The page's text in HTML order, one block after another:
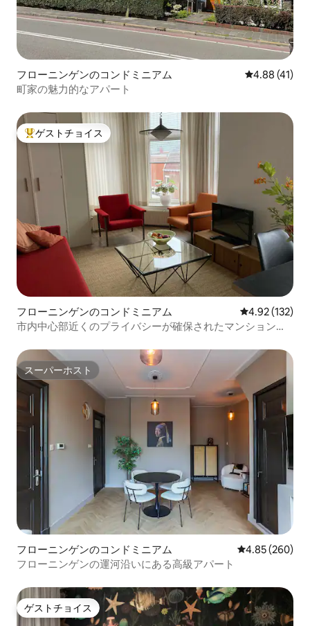
フローニンゲンのコンドミニアム レビュー41
4.88 (41)
町家の魅力的なアパート
大好評のゲストチョイスです。
ゲストチョイス
フローニンゲンのコンドミニアム レビュー132
4.92 (132)
市内中心部近くのプライバシーが確保されたマンション・
スーパーホスト
スーパーホスト
フローニンゲンのコンドミニアム レビュー260
4.85 (260)
フローニンゲンの運河沿いにある高級アパート
ゲストチョイス
ゲストチョイス